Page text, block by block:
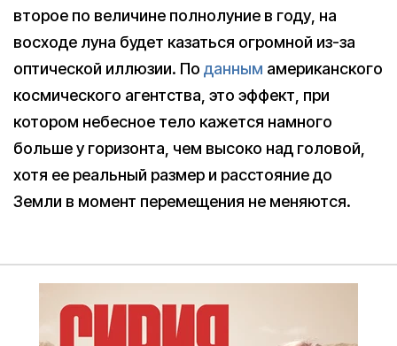
второе по величине полнолуние в году, на
восходе луна будет казаться огромной из-за
оптической иллюзии. По данным американского
космического агентства, это эффект, при
котором небесное тело кажется намного
больше у горизонта, чем высоко над головой,
хотя ее реальный размер и расстояние до
Земли в момент перемещения не меняются.